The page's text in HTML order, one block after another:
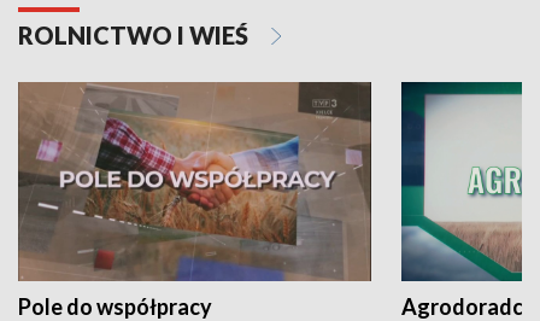
ROLNICTWO I WIEŚ
Pole do współpracy Agrodoradcy